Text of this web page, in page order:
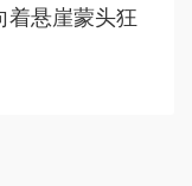
着悬崖蒙头狂